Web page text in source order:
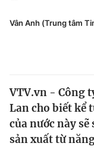
Pháp luật
Thế giới
Tin tức
Thế giới đó đây
Kinh tế
Công nghệ
Vân Anh (Trung tâm
VTV.vn - Công
Lan cho biết kể
của nước này
sản xuất từ